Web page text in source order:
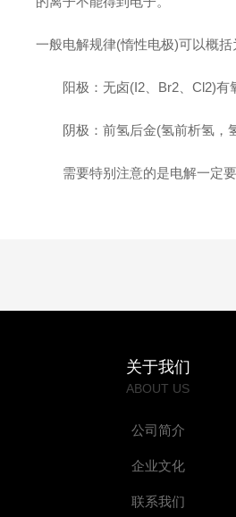
一般电解规律(惰性电极)可以概括
阳极：无卤(I2、Br2、Cl2)有
阴极：前氢后金(氢前析氢，
需要特别注意的是电解一定要
关于我们
ABOUT US
公司简介
企业文化
联系我们